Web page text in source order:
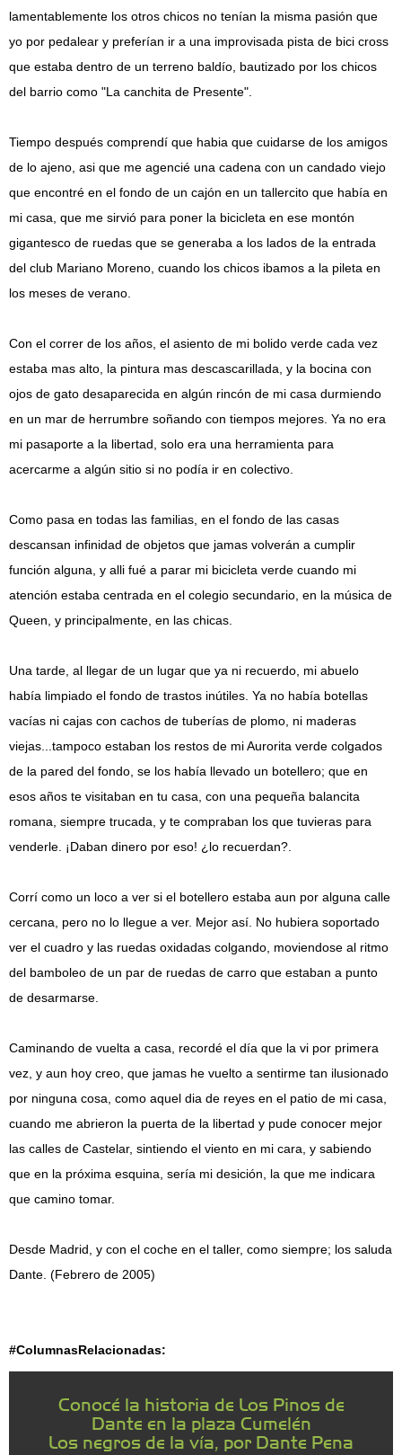
lamentablemente los otros chicos no tenían la misma pasión que
yo por pedalear y preferían ir a una improvisada pista de bici cross
que estaba dentro de un terreno baldío, bautizado por los chicos
del barrio como "La canchita de Presente".
Tiempo después comprendí que habia que cuidarse de los amigos
de lo ajeno, asi que me agencié una cadena con un candado viejo
que encontré en el fondo de un cajón en un tallercito que había en
mi casa, que me sirvió para poner la bicicleta en ese montón
gigantesco de ruedas que se generaba a los lados de la entrada
del club Mariano Moreno, cuando los chicos ibamos a la pileta en
los meses de verano.
Con el correr de los años, el asiento de mi bolido verde cada vez
estaba mas alto, la pintura mas descascarillada, y la bocina con
ojos de gato desaparecida en algún rincón de mi casa durmiendo
en un mar de herrumbre soñando con tiempos mejores. Ya no era
mi pasaporte a la libertad, solo era una herramienta para
acercarme a algún sitio si no podía ir en colectivo.
Como pasa en todas las familias, en el fondo de las casas
descansan infinidad de objetos que jamas volverán a cumplir
función alguna, y alli fué a parar mi bicicleta verde cuando mi
atención estaba centrada en el colegio secundario, en la música de
Queen, y principalmente, en las chicas.
Una tarde, al llegar de un lugar que ya ni recuerdo, mi abuelo
había limpiado el fondo de trastos inútiles. Ya no había botellas
vacías ni cajas con cachos de tuberías de plomo, ni maderas
viejas...tampoco estaban los restos de mi Aurorita verde colgados
de la pared del fondo, se los había llevado un botellero; que en
esos años te visitaban en tu casa, con una pequeña balancita
romana, siempre trucada, y te compraban los que tuvieras para
venderle. ¡Daban dinero por eso! ¿lo recuerdan?.
Corrí como un loco a ver si el botellero estaba aun por alguna calle
cercana, pero no lo llegue a ver. Mejor así. No hubiera soportado
ver el cuadro y las ruedas oxidadas colgando, moviendose al ritmo
del bamboleo de un par de ruedas de carro que estaban a punto
de desarmarse.
Caminando de vuelta a casa, recordé el día que la vi por primera
vez, y aun hoy creo, que jamas he vuelto a sentirme tan ilusionado
por ninguna cosa, como aquel dia de reyes en el patio de mi casa,
cuando me abrieron la puerta de la libertad y pude conocer mejor
las calles de Castelar, sintiendo el viento en mi cara, y sabiendo
que en la próxima esquina, sería mi desición, la que me indicara
que camino tomar.
Desde Madrid, y con el coche en el taller, como siempre; los saluda
Dante. (Febrero de 2005)
#ColumnasRelacionadas:
Conocé la historia de Los Pinos de
Dante en la plaza Cumelén
Los negros de la vía, por Dante Pena